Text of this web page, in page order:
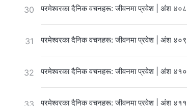
30 परमेश्‍वरका दैनिक वचनहरू: जीवनमा प्रवेश | अंश ४०८
31 परमेश्‍वरका दैनिक वचनहरू: जीवनमा प्रवेश | अंश ४०९
32 परमेश्‍वरका दैनिक वचनहरू: जीवनमा प्रवेश | अंश ४१०
33 परमेश्‍वरका दैनिक वचनहरू: जीवनमा प्रवेश | अंश ४११